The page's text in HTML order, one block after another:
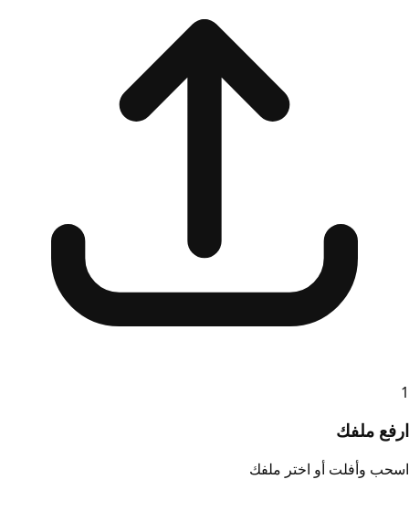
1
ارفع ملفك
اسحب وأفلت أو اختر ملفك